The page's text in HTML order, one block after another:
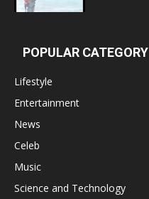
POPULAR CATEGORY
Lifestyle
Entertainment
News
Celeb
Music
Science and Technology